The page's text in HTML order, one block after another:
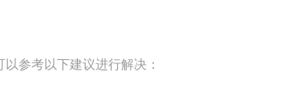
参考以下建议进行解决：